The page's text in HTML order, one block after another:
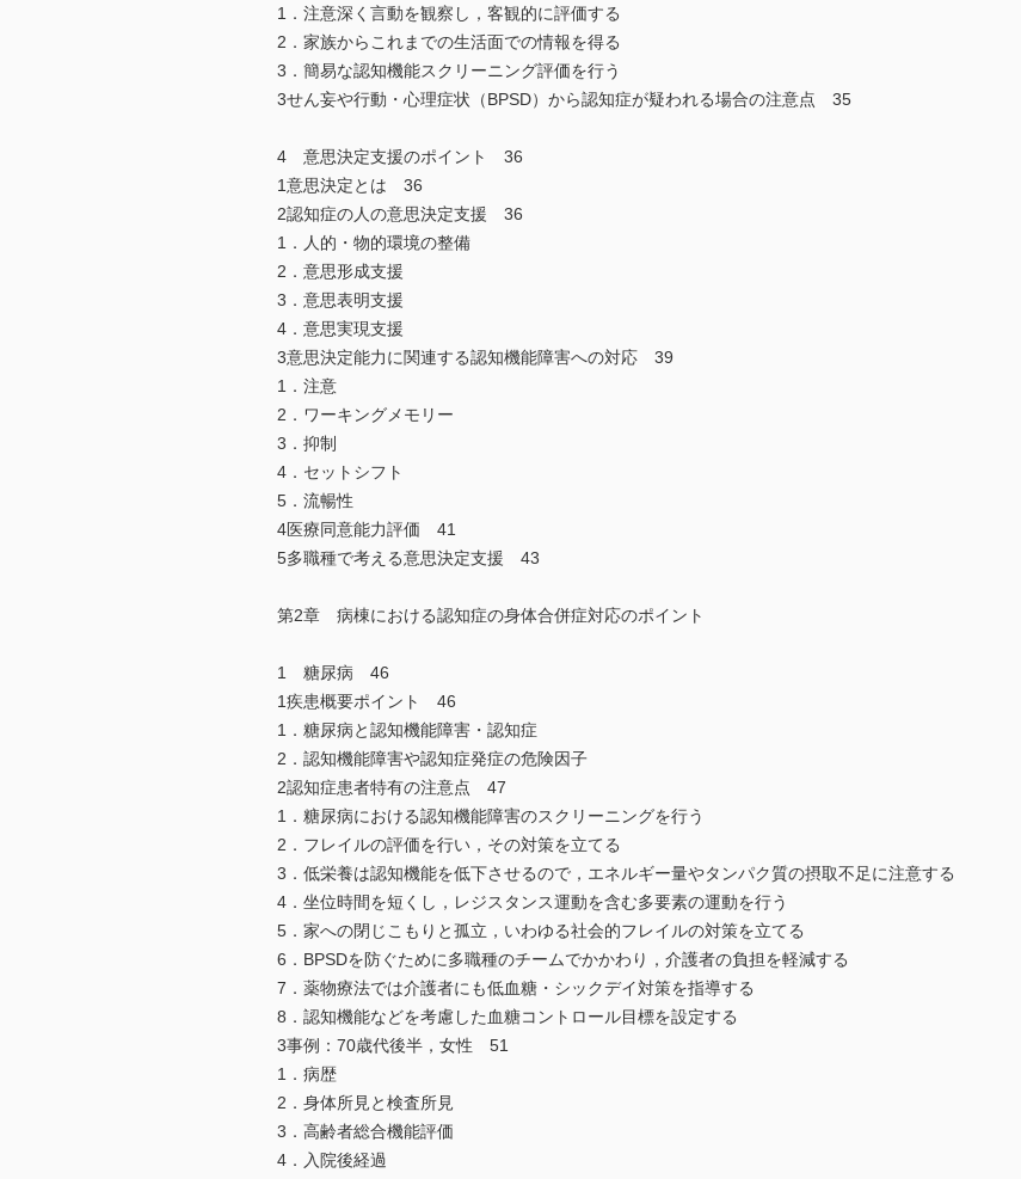
1．注意深く言動を観察し，客観的に評価する
2．家族からこれまでの生活面での情報を得る
3．簡易な認知機能スクリーニング評価を行う
3せん妄や行動・心理症状（BPSD）から認知症が疑われる場合の注意点 35
4 意思決定支援のポイント 36
1意思決定とは 36
2認知症の人の意思決定支援 36
1．人的・物的環境の整備
2．意思形成支援
3．意思表明支援
4．意思実現支援
3意思決定能力に関連する認知機能障害への対応 39
1．注意
2．ワーキングメモリー
3．抑制
4．セットシフト
5．流暢性
4医療同意能力評価 41
5多職種で考える意思決定支援 43
第2章 病棟における認知症の身体合併症対応のポイント
1 糖尿病 46
1疾患概要ポイント 46
1．糖尿病と認知機能障害・認知症
2．認知機能障害や認知症発症の危険因子
2認知症患者特有の注意点 47
1．糖尿病における認知機能障害のスクリーニングを行う
2．フレイルの評価を行い，その対策を立てる
3．低栄養は認知機能を低下させるので，エネルギー量やタンパク質の摂取不足に注意する
4．坐位時間を短くし，レジスタンス運動を含む多要素の運動を行う
5．家への閉じこもりと孤立，いわゆる社会的フレイルの対策を立てる
6．BPSDを防ぐために多職種のチームでかかわり，介護者の負担を軽減する
7．薬物療法では介護者にも低血糖・シックデイ対策を指導する
8．認知機能などを考慮した血糖コントロール目標を設定する
3事例：70歳代後半，女性 51
1．病歴
2．身体所見と検査所見
3．高齢者総合機能評価
4．入院後経過